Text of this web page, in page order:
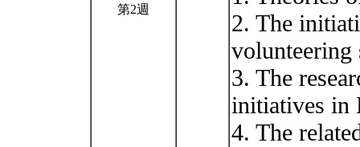
第2週
2. The
3. The
initiatives in
4. The